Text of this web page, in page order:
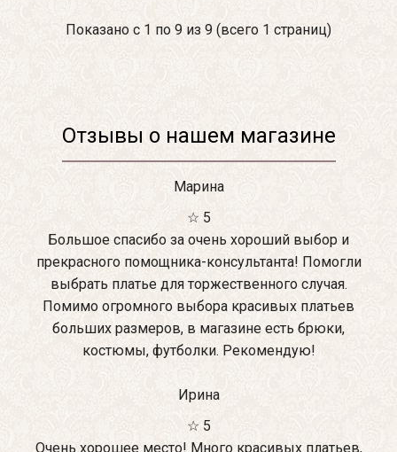
Показано с 1 по 9 из 9 (всего 1 страниц)
Отзывы о нашем магазине
Марина
☆ 5
Большое спасибо за очень хороший выбор и
прекрасного помощника-консультанта! Помогли
выбрать платье для торжественного случая.
Помимо огромного выбора красивых платьев
больших размеров, в магазине есть брюки,
костюмы, футболки. Рекомендую!
Ирина
☆ 5
Очень хорошее место! Много красивых платьев,